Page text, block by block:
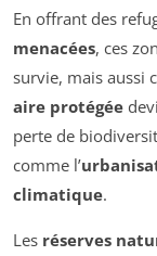
En offrant des
menacées, ces
survie, mais aussi
aire protégée
perte de
comme l’
climatique.
Les réserves